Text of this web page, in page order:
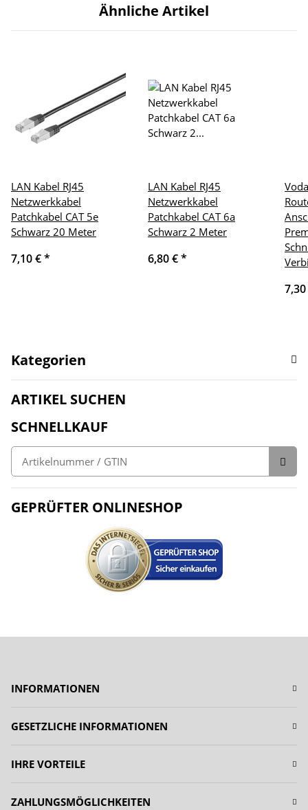
Ähnliche Artikel
LAN Kabel RJ45
Netzwerkkabel
Patchkabel CAT 5e
Schwarz 20 Meter
7,10 €*
LAN Kabel RJ45
Netzwerkkabel
Patchkabel CAT 6a
Schwarz 2 Meter
6,80 €*
Kategorien
ARTIKEL SUCHEN
SCHNELLKAUF
GEPRÜFTER ONLINESHOP
INFORMATIONEN
GESETZLICHE INFORMATIONEN
IHRE VORTEILE
ZAHLUNGSMÖGLICHKEITEN